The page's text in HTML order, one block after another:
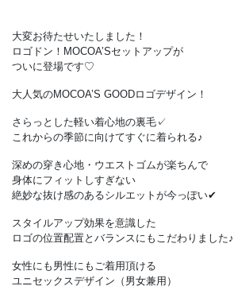
大変お待たせいたしました！
ロゴドン！MOCOA’Sセットアップが
ついに登場です♡
大人気のMOCOA’S GOODロゴデザイン！
さらっとした軽い着心地の裏毛✓
これからの季節に向けてすぐに着られる♪
深めの穿き心地・ウエストゴムが楽ちんで
身体にフィットしすぎない
絶妙な抜け感のあるシルエットが今っぽい✔︎
スタイルアップ効果を意識した
ロゴの位置配置とバランスにもこだわりました♪
女性にも男性にもご着用頂ける
ユニセックスデザイン（男女兼用）